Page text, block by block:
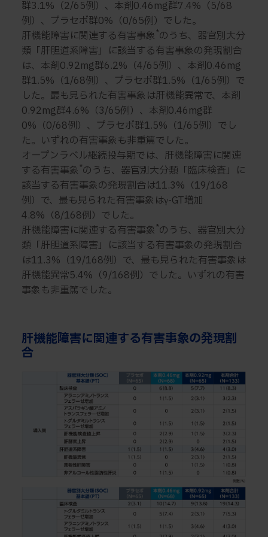
群3.1%（2/65例）、本剤0.46mg群7.4%（5/68
例）、プラセボ群0%（0/65例）でした。
肝機能障害に関連する有害事象 *のうち、器官別大分
類「肝胆道系障害」に該当する有害事象の発現割合
は、本剤0.92mg群6.2%（4/65例）、本剤0.46mg
群1.5%（1/68例）、プラセボ群1.5%（1/65例）で
した。最も見られた有害事象は肝機能異常で、本剤
0.92mg群4.6%（3/65例）、本剤0.46mg群
0%（0/68例）、プラセボ群1.5%（1/65例）でし
た。いずれの有害事象も非重篤でした。
オープンラベル継続投与期では、肝機能障害に関連
する有害事象 *のうち、器官別大分類「臨床検査」に
該当する有害事象の発現割合は11.3%（19/168
例）で、最も見られた有害事象はγ-GT増加
4.8%（8/168例）でした。
肝機能障害に関連する有害事象 *のうち、器官別大分
類「肝胆道系障害」に該当する有害事象の発現割合
は11.3%（19/168例）で、最も見られた有害事象は
肝機能異常5.4%（9/168例）でした。いずれの有害
事象も非重篤でした。
肝機能障害に関連する有害事象の発現割
合